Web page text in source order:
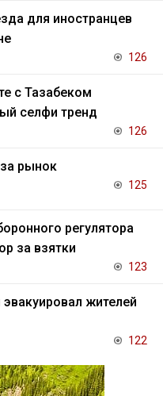
для иностранцев
126
с Тазабеком
селфи тренд
126
рынок
125
регулятора
за взятки
123
жителей
122